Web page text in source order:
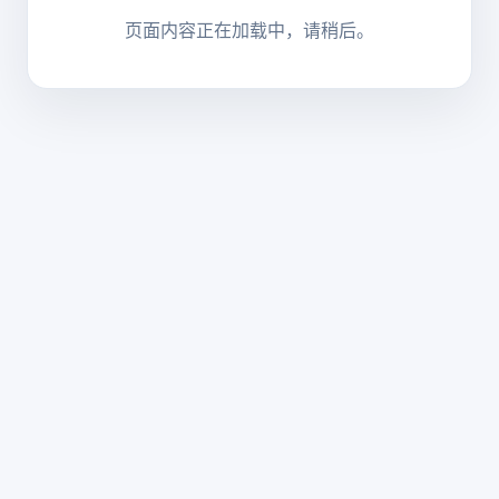
页面内容正在加载中，请稍后。